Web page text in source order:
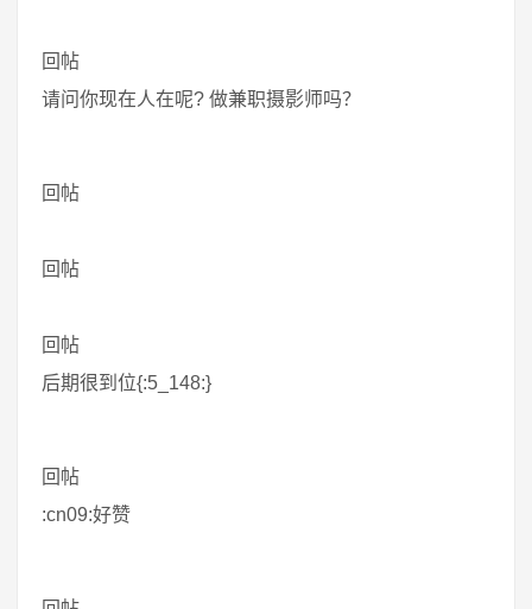
回帖
请问你现在人在呢? 做兼职摄影师吗？
回帖
回帖
回帖
后期很到位{:5_148:}
回帖
:cn09:好赞